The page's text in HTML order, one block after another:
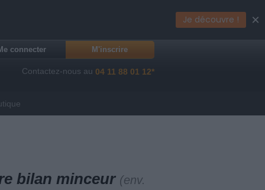
connecter M'inscrire
Contactez-nous au 04 11 88 01 12*
bilan minceur (env.
Je découvre ! ×